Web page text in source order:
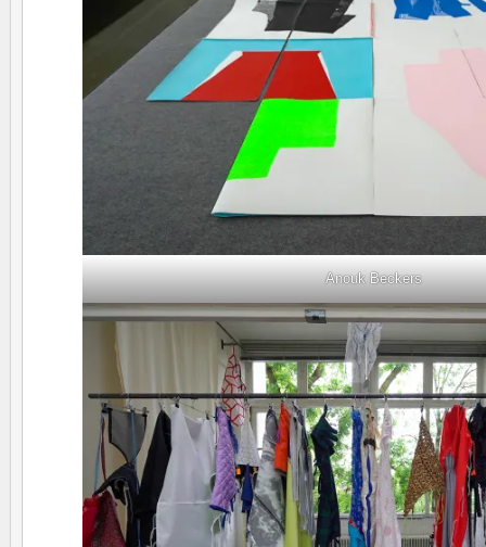
Anouk Beckers